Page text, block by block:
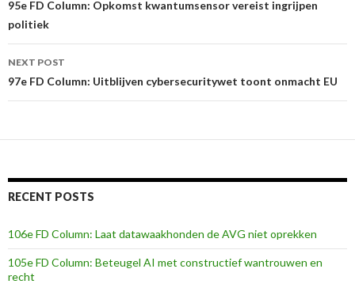
navigation
95e FD Column: Opkomst kwantumsensor vereist ingrijpen
politiek
NEXT POST
97e FD Column: Uitblijven cybersecuritywet toont onmacht EU
RECENT POSTS
106e FD Column: Laat datawaakhonden de AVG niet oprekken
105e FD Column: Beteugel AI met constructief wantrouwen en
recht